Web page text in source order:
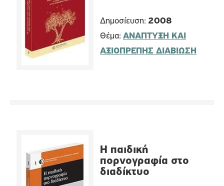
Δημοσίευση: 2008
Θέμα: ΑΝΑΠΤΥΞΗ ΚΑΙ
ΑΞΙΟΠΡΕΠΗΣ ΔΙΑΒΙΩΣΗ
Η παιδική
πορνογραφία στο
διαδίκτυο